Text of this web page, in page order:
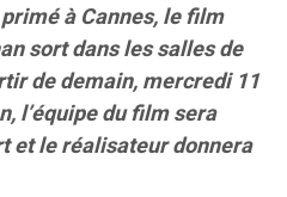
à Cannes, le film
sort dans les salles de
de demain, mercredi 11
l’équipe du film sera
et le réalisateur donnera